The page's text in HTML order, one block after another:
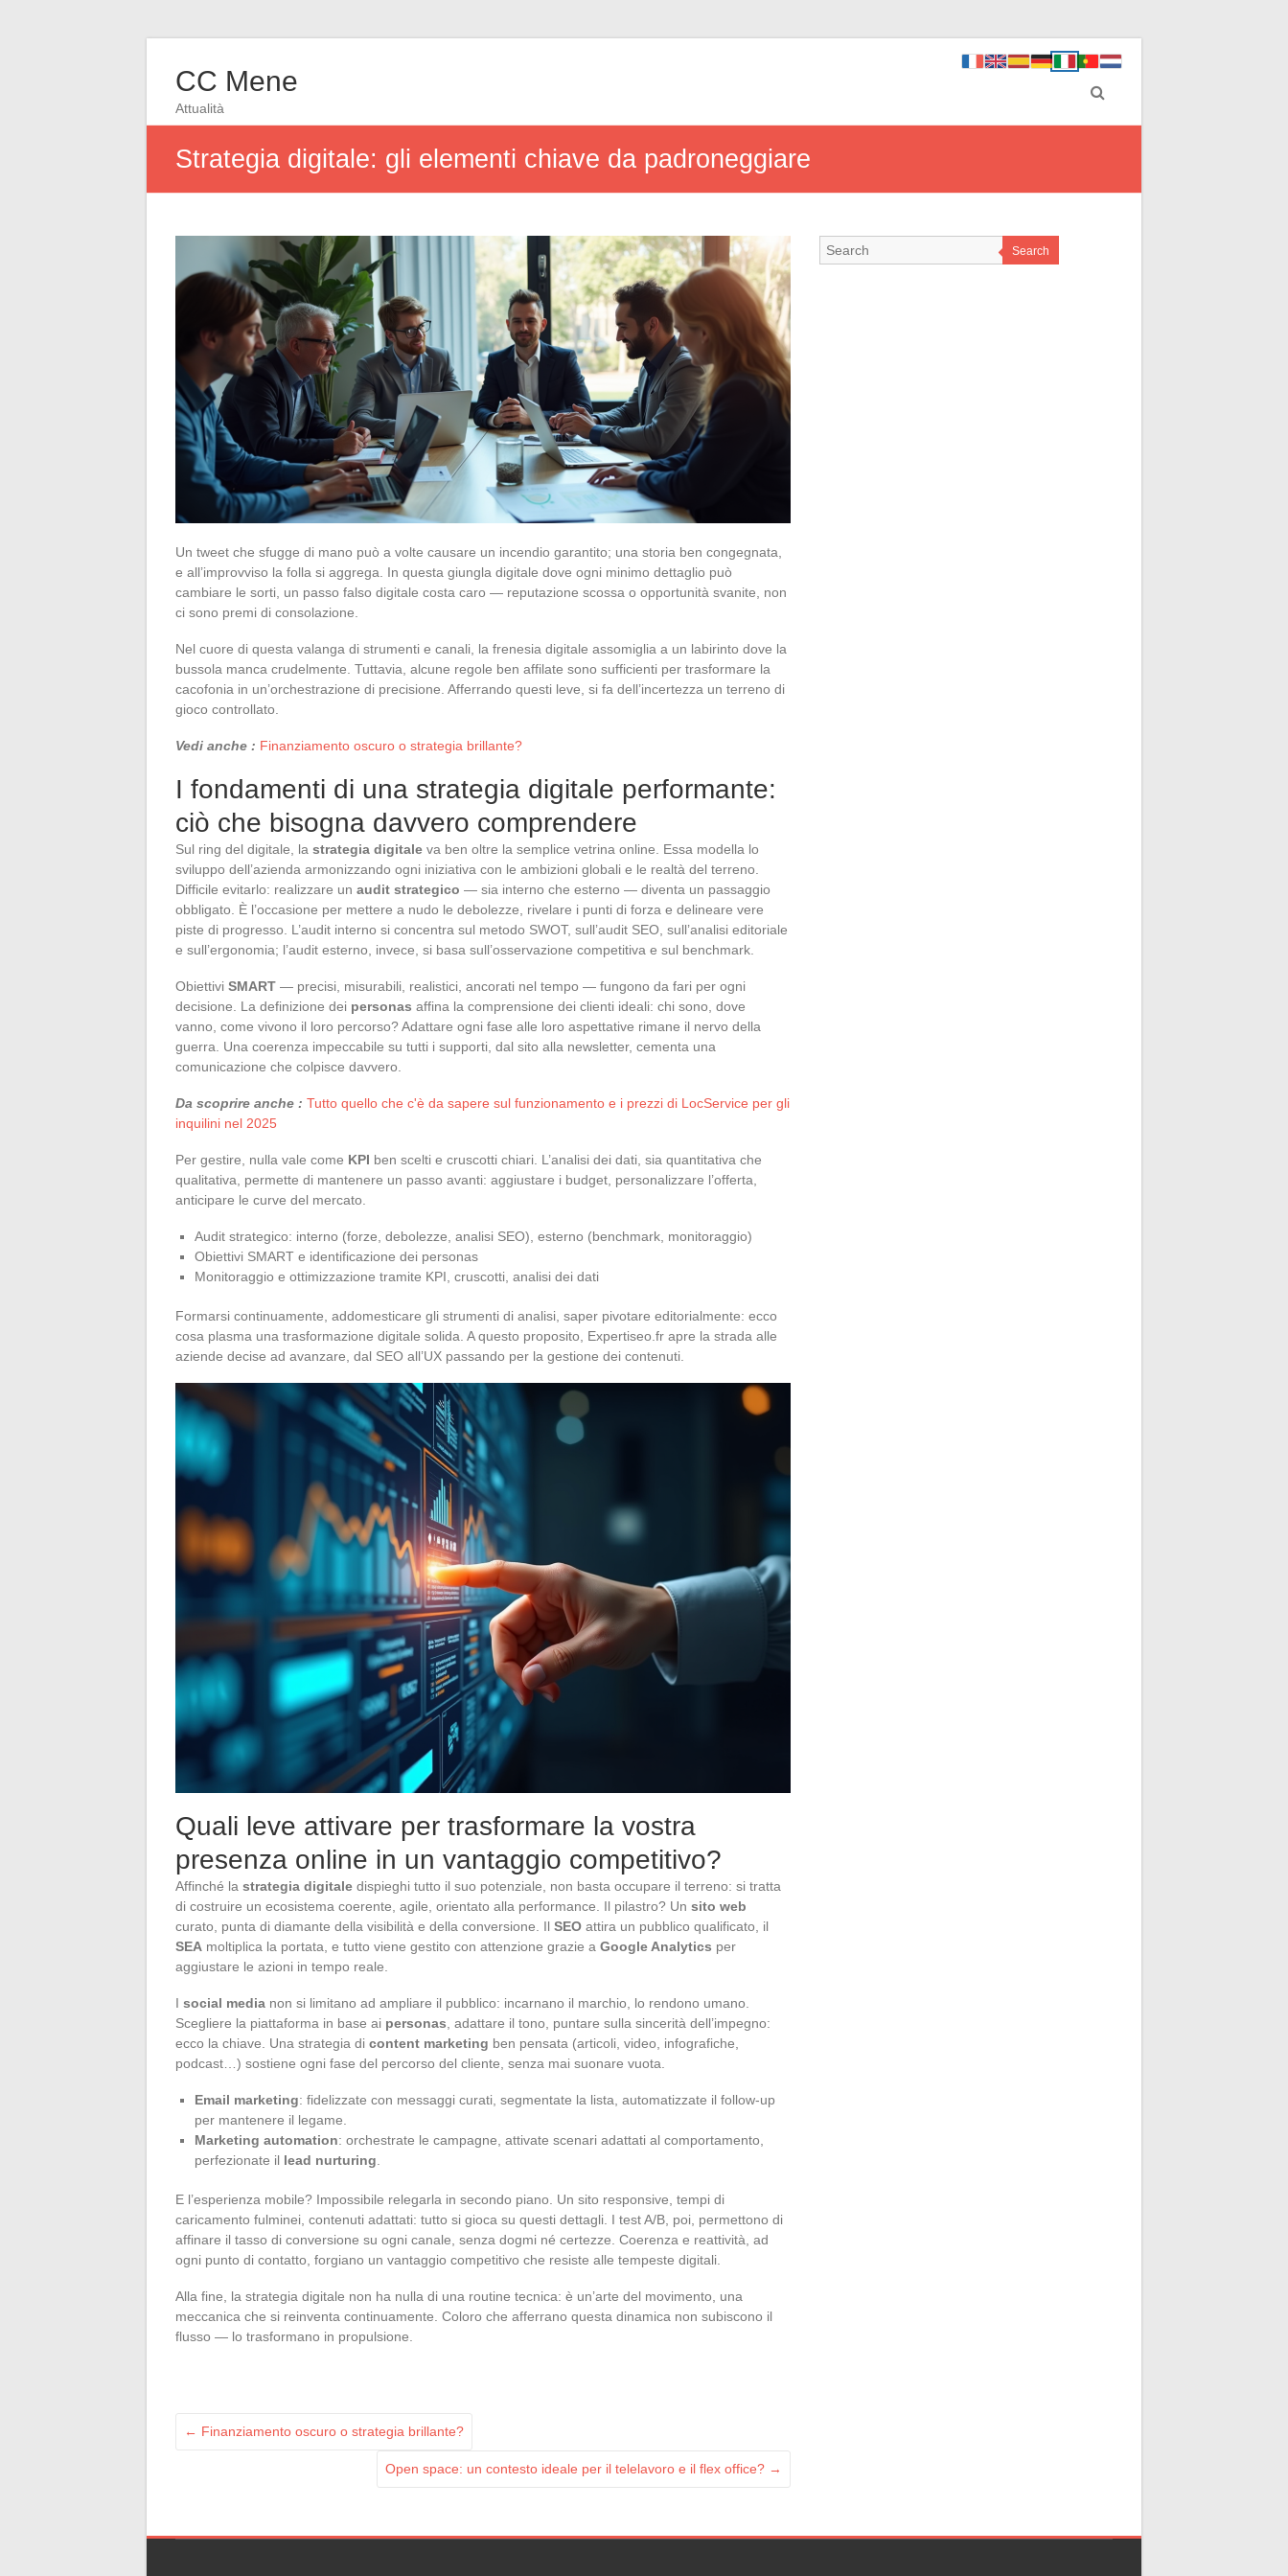
CC Mene
Attualità
Strategia digitale: gli elementi chiave da padroneggiare
Un tweet che sfugge di mano può a volte causare un incendio garantito; una storia ben congegnata,
e all’improvviso la folla si aggrega. In questa giungla digitale dove ogni minimo dettaglio può
cambiare le sorti, un passo falso digitale costa caro — reputazione scossa o opportunità svanite, non
ci sono premi di consolazione.
Nel cuore di questa valanga di strumenti e canali, la frenesia digitale assomiglia a un labirinto dove la
bussola manca crudelmente. Tuttavia, alcune regole ben affilate sono sufficienti per trasformare la
cacofonia in un’orchestrazione di precisione. Afferrando questi leve, si fa dell’incertezza un terreno di
gioco controllato.
Vedi anche : Finanziamento oscuro o strategia brillante?
I fondamenti di una strategia digitale performante:
ciò che bisogna davvero comprendere
Sul ring del digitale, la strategia digitale va ben oltre la semplice vetrina online. Essa modella lo
sviluppo dell’azienda armonizzando ogni iniziativa con le ambizioni globali e le realtà del terreno.
Difficile evitarlo: realizzare un audit strategico — sia interno che esterno — diventa un passaggio
obbligato. È l’occasione per mettere a nudo le debolezze, rivelare i punti di forza e delineare vere
piste di progresso. L’audit interno si concentra sul metodo SWOT, sull’audit SEO, sull’analisi editoriale
e sull’ergonomia; l’audit esterno, invece, si basa sull’osservazione competitiva e sul benchmark.
Obiettivi SMART — precisi, misurabili, realistici, ancorati nel tempo — fungono da fari per ogni
decisione. La definizione dei personas affina la comprensione dei clienti ideali: chi sono, dove
vanno, come vivono il loro percorso? Adattare ogni fase alle loro aspettative rimane il nervo della
guerra. Una coerenza impeccabile su tutti i supporti, dal sito alla newsletter, cementa una
comunicazione che colpisce davvero.
Da scoprire anche : Tutto quello che c'è da sapere sul funzionamento e i prezzi di LocService per gli
inquilini nel 2025
Per gestire, nulla vale come KPI ben scelti e cruscotti chiari. L’analisi dei dati, sia quantitativa che
qualitativa, permette di mantenere un passo avanti: aggiustare i budget, personalizzare l’offerta,
anticipare le curve del mercato.
Audit strategico: interno (forze, debolezze, analisi SEO), esterno (benchmark, monitoraggio)
Obiettivi SMART e identificazione dei personas
Monitoraggio e ottimizzazione tramite KPI, cruscotti, analisi dei dati
Formarsi continuamente, addomesticare gli strumenti di analisi, saper pivotare editorialmente: ecco
cosa plasma una trasformazione digitale solida. A questo proposito, Expertiseo.fr apre la strada alle
aziende decise ad avanzare, dal SEO all’UX passando per la gestione dei contenuti.
Quali leve attivare per trasformare la vostra
presenza online in un vantaggio competitivo?
Affinché la strategia digitale dispieghi tutto il suo potenziale, non basta occupare il terreno: si tratta
di costruire un ecosistema coerente, agile, orientato alla performance. Il pilastro? Un sito web
curato, punta di diamante della visibilità e della conversione. Il SEO attira un pubblico qualificato, il
SEA moltiplica la portata, e tutto viene gestito con attenzione grazie a Google Analytics per
aggiustare le azioni in tempo reale.
I social media non si limitano ad ampliare il pubblico: incarnano il marchio, lo rendono umano.
Scegliere la piattaforma in base ai personas , adattare il tono, puntare sulla sincerità dell’impegno:
ecco la chiave. Una strategia di content marketing ben pensata (articoli, video, infografiche,
podcast…) sostiene ogni fase del percorso del cliente, senza mai suonare vuota.
Email marketing: fidelizzate con messaggi curati, segmentate la lista, automatizzate il follow-up
per mantenere il legame.
Marketing automation: orchestrate le campagne, attivate scenari adattati al comportamento,
perfezionate il lead nurturing
E l’esperienza mobile? Impossibile relegarla in secondo piano. Un sito responsive, tempi di
caricamento fulminei, contenuti adattati: tutto si gioca su questi dettagli. I test A/B, poi, permettono di
affinare il tasso di conversione su ogni canale, senza dogmi né certezze. Coerenza e reattività, ad
ogni punto di contatto, forgiano un vantaggio competitivo che resiste alle tempeste digitali.
Alla fine, la strategia digitale non ha nulla di una routine tecnica: è un’arte del movimento, una
meccanica che si reinventa continuamente. Coloro che afferrano questa dinamica non subiscono il
flusso — lo trasformano in propulsione.
← Finanziamento oscuro o strategia brillante?
Open space: un contesto ideale per il telelavoro e il flex office? →
Search